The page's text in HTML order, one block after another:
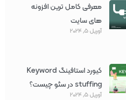
معرفی کامل ترین افزونه
های سایت
آوریل 5, 2024
کیورد استافینگ Keyword
stuffing در سئو چیست؟
آوریل 5, 2024